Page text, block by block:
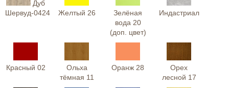
Дуб
Шервуд-0424
Желтый 26
Зелёная
вода 20
(доп. цвет)
Индастриал
Красный 02
Ольха
тёмная 11
Оранж 28
Орех
лесной 17